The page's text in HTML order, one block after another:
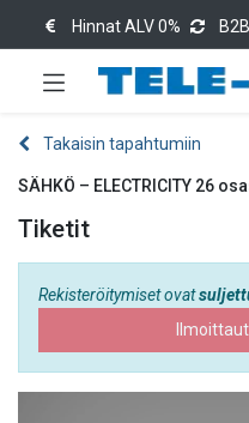
Hinnat ALV 0%
Takaisin tapahtumiin
SÄHKÖ – ELECTRICITY 26
Tiketit
Rekisteröitymiset ovat